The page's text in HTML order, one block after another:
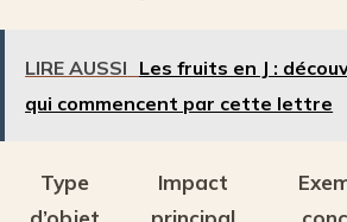
LIRE AUSSI Les fruits en J :
qui commencent par cette lettre
Type
Impact